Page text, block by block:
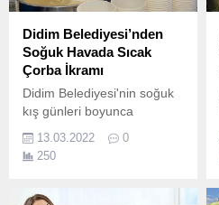
Didim Belediyesi’nden
Soğuk Havada Sıcak
Çorba İkramı
Didim Belediyesi'nin soğuk
kış günleri boyunca
ettiği ikram aracı, pazar
alanına gelen Didimlilerin ve
güldürdü.
13.03.2022
0
250